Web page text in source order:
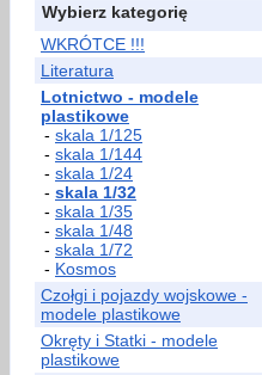
Wybierz kategorię
WKRÓTCE !!!
Literatura
Lotnictwo - modele
plastikowe
- skala 1/125
- skala 1/144
- skala 1/24
- skala 1/32
- skala 1/35
- skala 1/48
- skala 1/72
- Kosmos
Czołgi i pojazdy wojskowe -
modele plastikowe
Okręty i Statki - modele
plastikowe